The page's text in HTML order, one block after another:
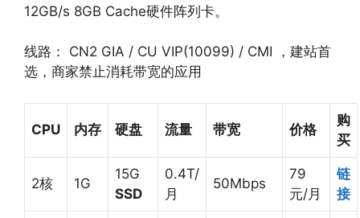
12GB/s 8GB Cache硬件阵列卡。
线路： CN2 GIA / CU VIP(10099) / CMI ，建站首
选，商家禁止消耗带宽的应用
CPU 内存 硬盘 流量 带宽 价格
购
买
2核 1G
15G
SSD
0.4T/
月
50Mbps
79
元/月
链
接